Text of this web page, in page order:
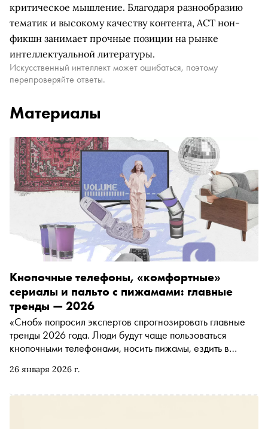
критическое мышление. Благодаря разнообразию
тематик и высокому качеству контента, АСТ нон-
фикшн занимает прочные позиции на рынке
интеллектуальной литературы.
Искусственный интеллект может ошибаться, поэтому
перепроверяйте ответы.
Материалы
26 января 2026 г.
Кнопочные телефоны, «комфортные»
сериалы и пальто с пижамами: главные
тренды — 2026
«Сноб» попросил экспертов спрогнозировать главные
тренды 2026 года. Люди будут чаще пользоваться
кнопочными телефонами, носить пижамы, ездить в
смотреть новые лирические комедии в стиле Георгия
материале «Сноба»